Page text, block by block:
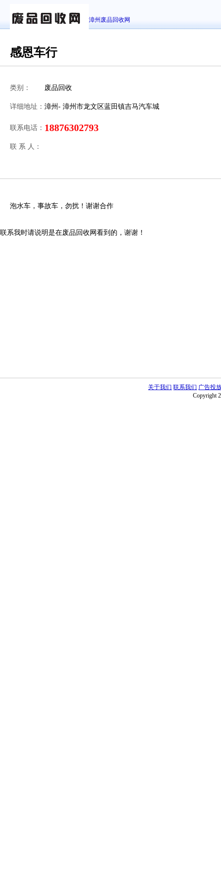
漳州废品回收网
感恩车行
类别： 废品回收
详细地址： 漳州- 漳州市龙文区蓝田镇吉马汽车城
联系电话： 18876302793
联 系 人：
泡水车，事故车，勿扰！谢谢合作
联系我时请说明是在废品回收网看到的，谢谢！
关于我们 联系我们 广告投
Copyright